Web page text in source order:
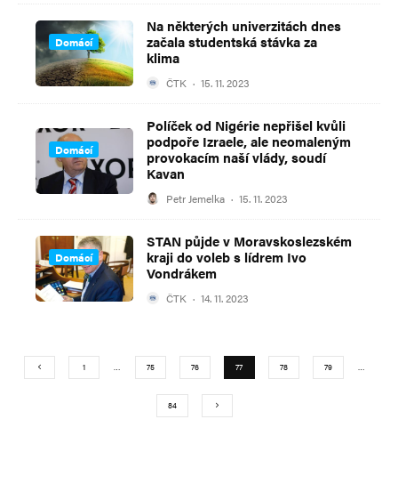
Domácí
Na některých univerzitách dnes
začala studentská stávka za
klima
ČTK · 15. 11. 2023
Domácí
Políček od Nigérie nepřišel kvůli
podpoře Izraele, ale neomaleným
provokacím naší vlády, soudí
Kavan
Petr Jemelka · 15. 11. 2023
Domácí
STAN půjde v Moravskoslezském
kraji do voleb s lídrem Ivo
Vondrákem
ČTK · 14. 11. 2023
1 75 76 77 78 79
84